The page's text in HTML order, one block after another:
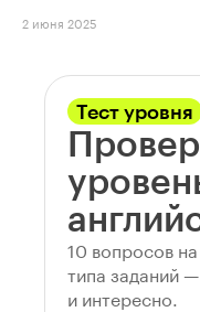
2 июня 2025
Тест уровня
10 вопросов
типа заданий
и интересно.